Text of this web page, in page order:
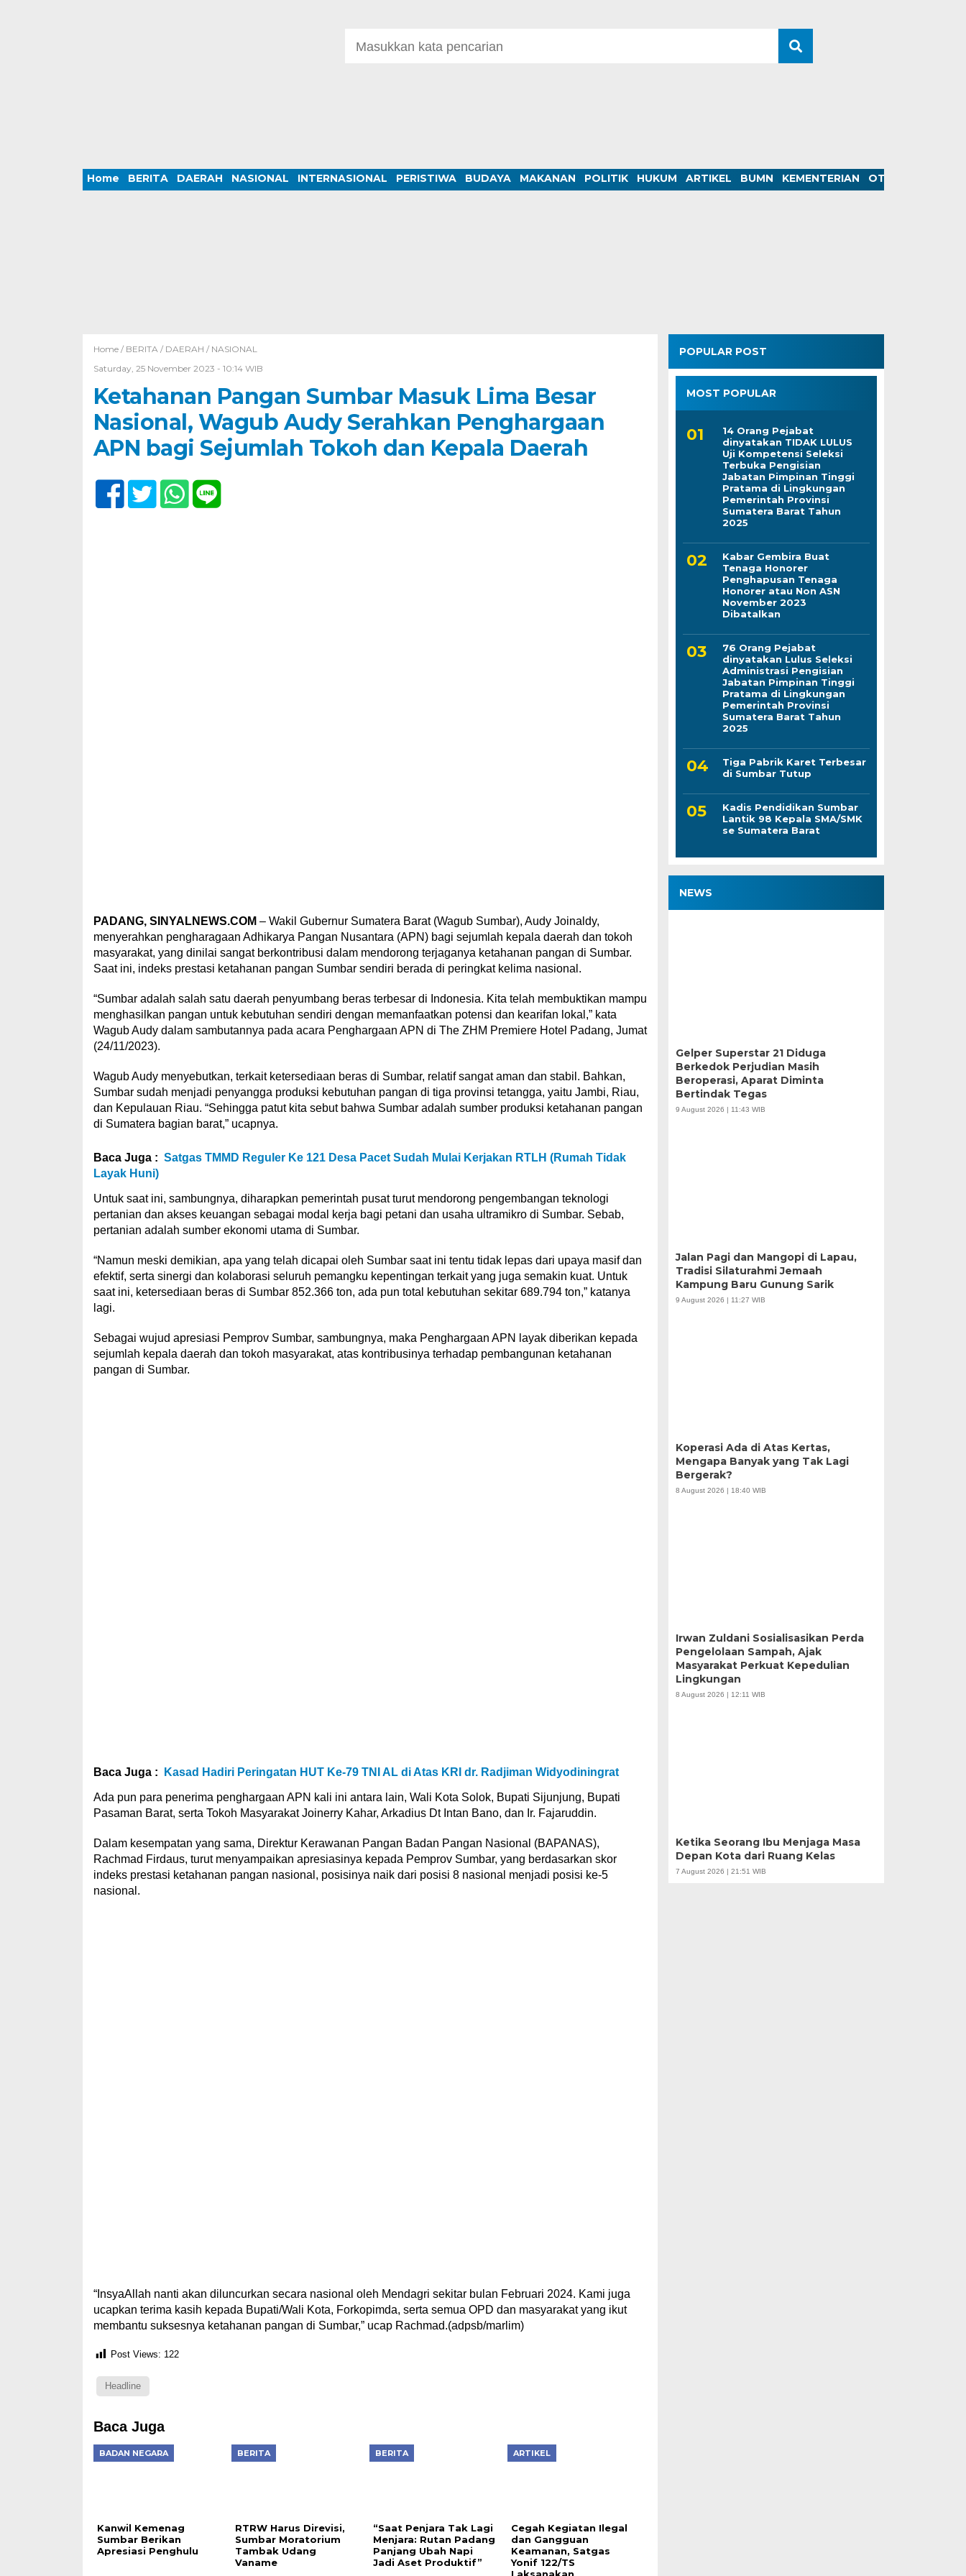
Home BERITA DAERAH NASIONAL INTERNASIONAL PERISTIWA BUDAYA MAKANAN POLITIK HUKUM ARTIKEL BUMN KEMENTERIAN OTOMOTIF
Home / BERITA/ DAERAH / NASIONAL
Saturday, 25 November 2023 - 10:14 WIB
Ketahanan Pangan Sumbar Masuk Lima Besar
Nasional, Wagub Audy Serahkan Penghargaan
APN bagi Sejumlah Tokoh dan Kepala Daerah
PADANG, SINYALNEWS.COM – Wakil Gubernur Sumatera Barat (Wagub Sumbar), Audy Joinaldy,
menyerahkan pengharagaan Adhikarya Pangan Nusantara (APN) bagi sejumlah kepala daerah dan tokoh
masyarakat, yang dinilai sangat berkontribusi dalam mendorong terjaganya ketahanan pangan di Sumbar.
Saat ini, indeks prestasi ketahanan pangan Sumbar sendiri berada di peringkat kelima nasional.
“Sumbar adalah salah satu daerah penyumbang beras terbesar di Indonesia. Kita telah membuktikan mampu
menghasilkan pangan untuk kebutuhan sendiri dengan memanfaatkan potensi dan kearifan lokal,” kata
Wagub Audy dalam sambutannya pada acara Penghargaan APN di The ZHM Premiere Hotel Padang, Jumat
(24/11/2023).
Wagub Audy menyebutkan, terkait ketersediaan beras di Sumbar, relatif sangat aman dan stabil. Bahkan,
Sumbar sudah menjadi penyangga produksi kebutuhan pangan di tiga provinsi tetangga, yaitu Jambi, Riau,
dan Kepulauan Riau. “Sehingga patut kita sebut bahwa Sumbar adalah sumber produksi ketahanan pangan
di Sumatera bagian barat,” ucapnya.
Baca Juga : Satgas TMMD Reguler Ke 121 Desa Pacet Sudah Mulai Kerjakan RTLH (Rumah Tidak
Layak Huni)
Untuk saat ini, sambungnya, diharapkan pemerintah pusat turut mendorong pengembangan teknologi
pertanian dan akses keuangan sebagai modal kerja bagi petani dan usaha ultramikro di Sumbar. Sebab,
pertanian adalah sumber ekonomi utama di Sumbar.
“Namun meski demikian, apa yang telah dicapai oleh Sumbar saat ini tentu tidak lepas dari upaya masif dan
efektif, serta sinergi dan kolaborasi seluruh pemangku kepentingan terkait yang juga semakin kuat. Untuk
saat ini, ketersediaan beras di Sumbar 852.366 ton, ada pun total kebutuhan sekitar 689.794 ton,” katanya
lagi.
Sebagai wujud apresiasi Pemprov Sumbar, sambungnya, maka Penghargaan APN layak diberikan kepada
sejumlah kepala daerah dan tokoh masyarakat, atas kontribusinya terhadap pembangunan ketahanan
pangan di Sumbar.
Baca Juga : Kasad Hadiri Peringatan HUT Ke-79 TNI AL di Atas KRI dr. Radjiman Widyodiningrat
Ada pun para penerima penghargaan APN kali ini antara lain, Wali Kota Solok, Bupati Sijunjung, Bupati
Pasaman Barat, serta Tokoh Masyarakat Joinerry Kahar, Arkadius Dt Intan Bano, dan Ir. Fajaruddin.
Dalam kesempatan yang sama, Direktur Kerawanan Pangan Badan Pangan Nasional (BAPANAS),
Rachmad Firdaus, turut menyampaikan apresiasinya kepada Pemprov Sumbar, yang berdasarkan skor
indeks prestasi ketahanan pangan nasional, posisinya naik dari posisi 8 nasional menjadi posisi ke-5
nasional.
“InsyaAllah nanti akan diluncurkan secara nasional oleh Mendagri sekitar bulan Februari 2024. Kami juga
ucapkan terima kasih kepada Bupati/Wali Kota, Forkopimda, serta semua OPD dan masyarakat yang ikut
membantu suksesnya ketahanan pangan di Sumbar,” ucap Rachmad.(adpsb/marlim)
Post Views: 122
Headline
Baca Juga
BADAN NEGARA
Kanwil Kemenag
Sumbar Berikan
Apresiasi Penghulu
BERITA
RTRW Harus Direvisi,
Sumbar Moratorium
Tambak Udang
Vaname
BERITA
“Saat Penjara Tak Lagi
Menjara: Rutan Padang
Panjang Ubah Napi
Jadi Aset Produktif”
ARTIKEL
Cegah Kegiatan Ilegal
dan Gangguan
Keamanan, Satgas
Yonif 122/TS
Laksanakan
POPULAR POST
MOST POPULAR
14 Orang Pejabat
dinyatakan TIDAK LULUS
Uji Kompetensi Seleksi
Terbuka Pengisian
Jabatan Pimpinan Tinggi
Pratama di Lingkungan
Pemerintah Provinsi
Sumatera Barat Tahun
2025
Kabar Gembira Buat
Tenaga Honorer
Penghapusan Tenaga
Honorer atau Non ASN
November 2023
Dibatalkan
76 Orang Pejabat
dinyatakan Lulus Seleksi
Administrasi Pengisian
Jabatan Pimpinan Tinggi
Pratama di Lingkungan
Pemerintah Provinsi
Sumatera Barat Tahun
2025
Tiga Pabrik Karet Terbesar
di Sumbar Tutup
Kadis Pendidikan Sumbar
Lantik 98 Kepala SMA/SMK
se Sumatera Barat
NEWS
Gelper Superstar 21 Diduga
Berkedok Perjudian Masih
Beroperasi, Aparat Diminta
Bertindak Tegas
9 August 2026 | 11:43 WIB
Jalan Pagi dan Mangopi di Lapau,
Tradisi Silaturahmi Jemaah
Kampung Baru Gunung Sarik
9 August 2026 | 11:27 WIB
Koperasi Ada di Atas Kertas,
Mengapa Banyak yang Tak Lagi
Bergerak?
8 August 2026 | 18:40 WIB
Irwan Zuldani Sosialisasikan Perda
Pengelolaan Sampah, Ajak
Masyarakat Perkuat Kepedulian
Lingkungan
8 August 2026 | 12:11 WIB
Ketika Seorang Ibu Menjaga Masa
Depan Kota dari Ruang Kelas
7 August 2026 | 21:51 WIB